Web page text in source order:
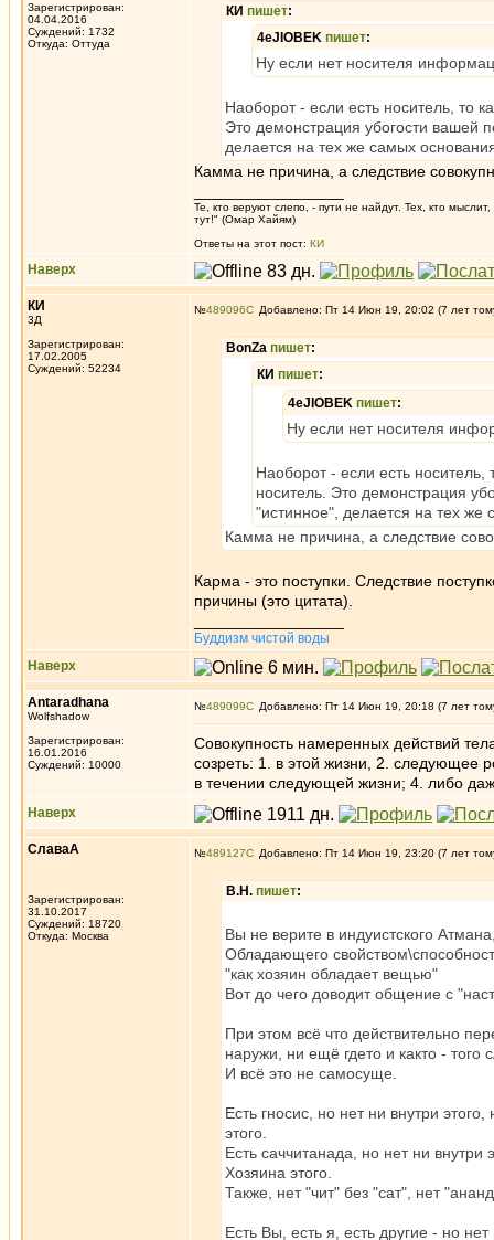
Зарегистрирован:
04.04.2016
Суждений: 1732
Откуда: Oттyдa
КИ пишет:
4eJIOBEK пишет:
Ну если нет носителя
Наоборот - если есть носитель, то
Это демонстрация убогости вашей
делается на тех же самых
Камма не причина, а следствие
Те, кто веруют слепо, - пути не найдут. Тех, кто
тут!" (Омар Хайям)
Ответы на этот пост: КИ
Наверх
КИ
3Д
Зарегистрирован:
17.02.2005
Суждений: 52234
№489096 Добавлено: Пт 14 Июн 19, 20:02 (7 лет
BonZa пишет:
КИ пишет:
4eJIOBEK пишет:
Ну если нет носителя
Наоборот - если есть носитель,
носитель. Это демонстрация
"истинное", делается на тех же
Камма не причина, а следствие
Карма - это поступки. Следствие
причины (это цитата).
Буддизм чистой воды
Наверх
Antaradhana
Wolfshadow
Зарегистрирован:
16.01.2016
Суждений: 10000
№489099 Добавлено: Пт 14 Июн 19, 20:18 (7 лет
Совокупность намеренных действий
созреть: 1. в этой жизни, 2. следующее
в течении следующей жизни; 4. либо
Наверх
СлаваА
Зарегистрирован:
31.10.2017
Суждений: 18720
Откуда: Москва
№489127 Добавлено: Пт 14 Июн 19, 23:20 (7 лет
В.Н. пишет:
Вы не верите в индуистского
Обладающего
"как хозяин обладает вещью"
Вот до чего доводит общение с
При этом всё что действительно
наружи, ни ещё гдето и както - того
И всё это не самосуще.
Есть гносис, но нет ни внутри
этого.
Есть саччитанада, но нет ни
Хозяина этого.
Также, нет "чит" без "сат", нет
Есть Вы, есть я, есть другие - но